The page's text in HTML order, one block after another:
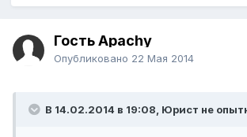
Гость Apachy
Опубликовано 22 Мая 2014
В 14.02.2014 в 19:08, Юрист не